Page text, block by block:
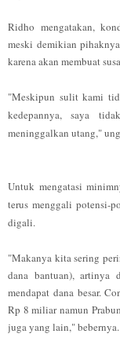
Ridho mengatakan,
meski demikian
karena akan membuat
"Meskipun sulit kami
kedepannya, saya
meninggalkan utang,"
Untuk mengatasi
terus menggali potensi-
digali.
"Makanya kita sering
dana bantuan), artinya
mendapat dana besar.
Rp 8 miliar namun
juga yang lain," bebernya.